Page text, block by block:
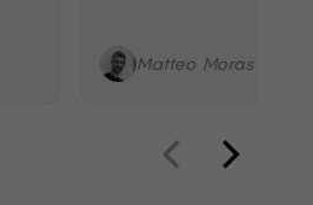
Matteo Moras